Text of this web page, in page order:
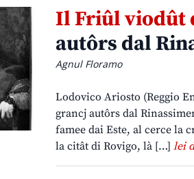
Il Friûl viodût
autôrs dal
Agnul Floramo
Lodovico Ariosto (Reggio
grancj autôrs dal
famee dai Este, al cerce la
la citât di Rovigo, là […] lei